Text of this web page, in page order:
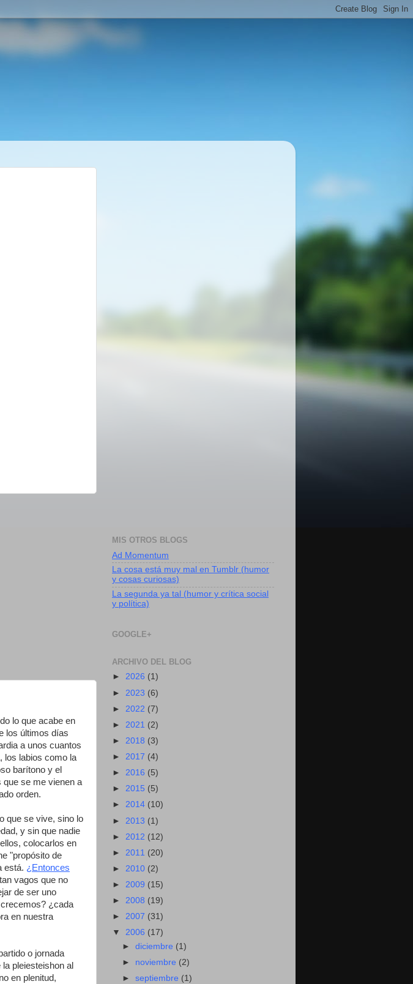
lo que acabe en
los últimos días
a unos cuantos
los labios como la
barítono y el
que se me vienen a
orden.
que se vive, sino lo
y sin que nadie
colocarlos en
"propósito de
está. ¿Entonces
vagos que no
de ser uno
¿cada
en nuestra
o jornada
pleiesteishon al
en plenitud,
MIS OTROS BLOGS
Ad Momentum
La cosa está muy mal en Tumblr (humor
y cosas curiosas)
La segunda ya tal (humor y crítica social
y política)
GOOGLE+
ARCHIVO DEL BLOG
► 2026 (1)
► 2023 (6)
► 2022 (7)
► 2021 (2)
► 2018 (3)
► 2017 (4)
► 2016 (5)
► 2015 (5)
► 2014 (10)
► 2013 (1)
► 2012 (12)
► 2011 (20)
► 2010 (2)
► 2009 (15)
► 2008 (19)
► 2007 (31)
▼ 2006 (17)
►diciembre (1)
► noviembre (2)
►septiembre (1)